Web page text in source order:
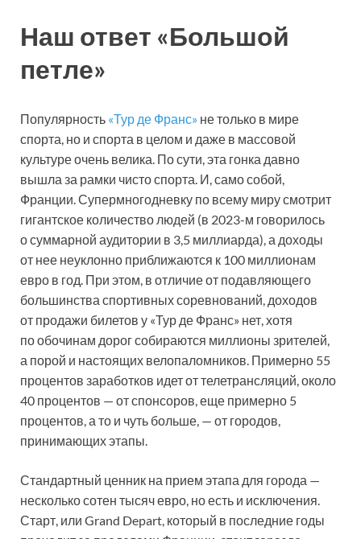
Наш ответ «Большой
петле»
Популярность «Тур де Франс» не только в мире
спорта, но и спорта в целом и даже в массовой
культуре очень велика. По сути, эта гонка давно
вышла за рамки чисто спорта. И, само собой,
Франции. Супермногодневку по всему миру смотрит
гигантское количество людей (в 2023-м говорилось
о суммарной аудитории в 3,5 миллиарда), а доходы
от нее неуклонно приближаются к 100 миллионам
евро в год. При этом, в отличие от подавляющего
большинства спортивных соревнований, доходов
от продажи билетов у «Тур де Франс» нет, хотя
по обочинам дорог собираются миллионы зрителей,
а порой и настоящих велопаломников. Примерно 55
процентов заработков идет от телетрансляций, около
40 процентов — от спонсоров, еще примерно 5
процентов, а то и чуть больше, — от городов,
принимающих этапы.
Стандартный ценник на прием этапа для города —
несколько сотен тысяч евро, но есть и исключения.
Старт, или Grand Depart, который в последние годы